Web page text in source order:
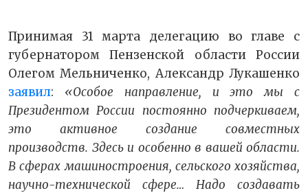
Принимая 31 марта делегацию во главе с
губернатором Пензенской области России
Олегом Мельниченко, Александр Лукашенко
заявил: «Особое направление, и это мы с
Президентом России постоянно подчеркиваем,
это активное создание совместных
производств. Здесь и особенно в вашей области.
В сферах машиностроения, сельского хозяйства,
научно-технической сфере… Надо создавать